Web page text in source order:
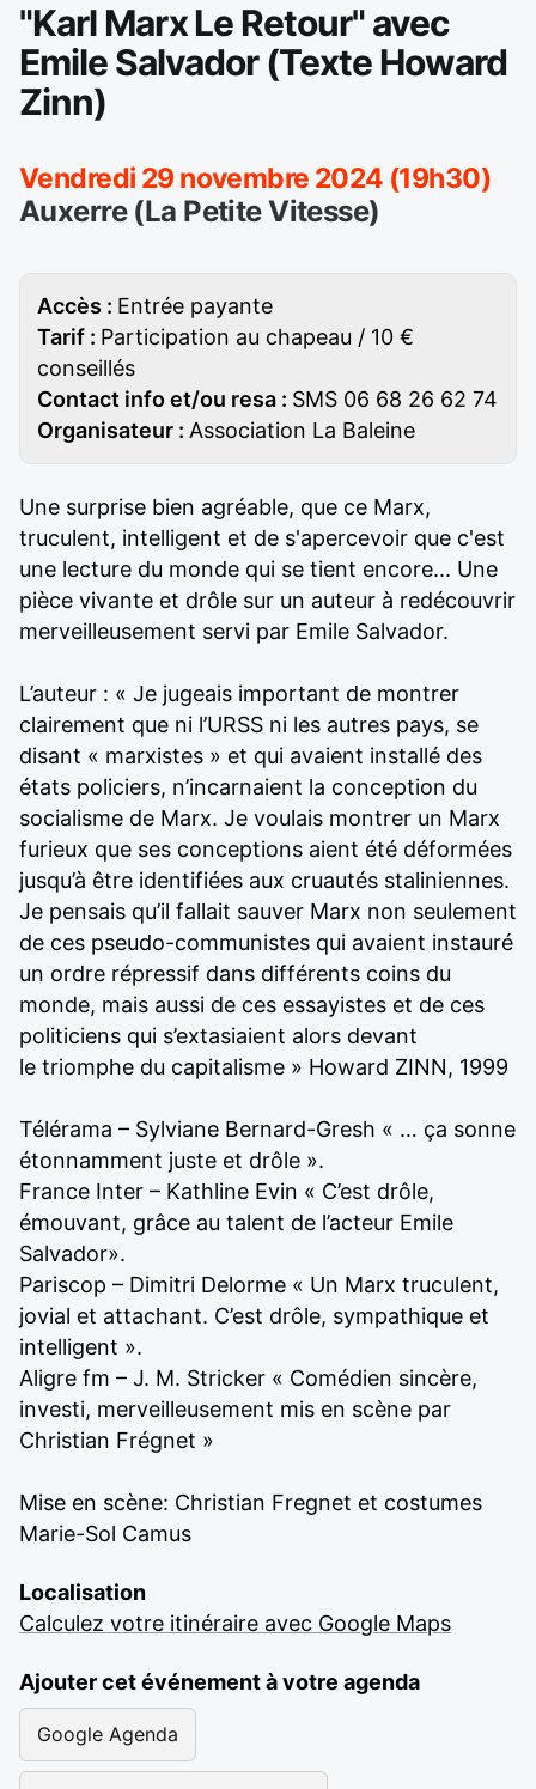
"Karl Marx Le Retour" avec
Emile Salvador (Texte Howard
Zinn)
Vendredi 29 novembre 2024 (19h30)
Auxerre (La Petite Vitesse)
Accès : Entrée payante
Tarif : Participation au chapeau / 10 €
conseillés
Contact info et/ou resa : SMS 06 68 26 62 74
Organisateur : Association La Baleine
Une surprise bien agréable, que ce Marx,
truculent, intelligent et de s'apercevoir que c'est
une lecture du monde qui se tient encore... Une
pièce vivante et drôle sur un auteur à redécouvrir
merveilleusement servi par Emile Salvador.
L’auteur : « Je jugeais important de montrer
clairement que ni l’URSS ni les autres pays, se
disant « marxistes » et qui avaient installé des
états policiers, n’incarnaient la conception du
socialisme de Marx. Je voulais montrer un Marx
furieux que ses conceptions aient été déformées
jusqu’à être identifiées aux cruautés staliniennes.
Je pensais qu’il fallait sauver Marx non seulement
de ces pseudo-communistes qui avaient instauré
un ordre répressif dans différents coins du
monde, mais aussi de ces essayistes et de ces
politiciens qui s’extasiaient alors devant
le triomphe du capitalisme » Howard ZINN, 1999
Télérama – Sylviane Bernard-Gresh « … ça sonne
étonnamment juste et drôle ».
France Inter – Kathline Evin « C’est drôle,
émouvant, grâce au talent de l’acteur Emile
Salvador».
Pariscop – Dimitri Delorme « Un Marx truculent,
jovial et attachant. C’est drôle, sympathique et
intelligent ».
Aligre fm – J. M. Stricker « Comédien sincère,
investi, merveilleusement mis en scène par
Christian Frégnet »
Mise en scène: Christian Fregnet et costumes
Marie-Sol Camus
Localisation
Calculez votre itinéraire avec Google Maps
Ajouter cet événement à votre agenda
Google Agenda